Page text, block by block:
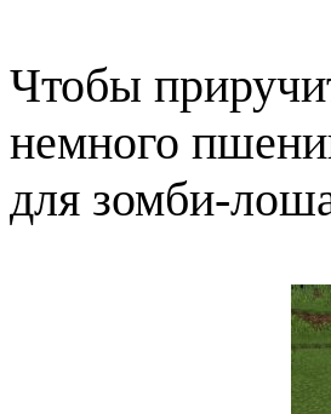
Чтобы
немного
для зомби-